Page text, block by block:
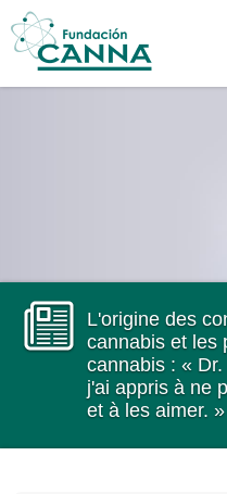
Main menu
L'origine des
cannabis et les
cannabis : «
j'ai appris à ne
et à les aimer. »